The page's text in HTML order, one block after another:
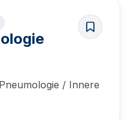
/ Innere